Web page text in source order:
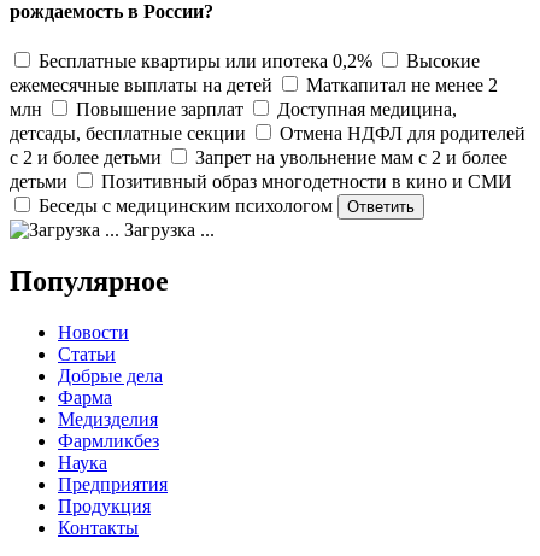
рождаемость в России?
Бесплатные квартиры или ипотека 0,2%
Высокие
ежемесячные выплаты на детей
Маткапитал не менее 2
млн
Повышение зарплат
Доступная медицина,
детсады, бесплатные секции
Отмена НДФЛ для родителей
с 2 и более детьми
Запрет на увольнение мам с 2 и более
детьми
Позитивный образ многодетности в кино и СМИ
Беседы с медицинским психологом
Загрузка ...
Популярное
Новости
Статьи
Добрые дела
Фарма
Медизделия
Фармликбез
Наука
Предприятия
Продукция
Контакты